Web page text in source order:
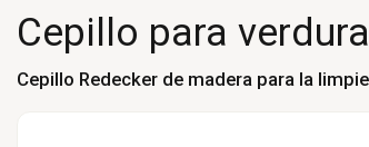
Cepillo para
Cepillo Redecker de madera para la